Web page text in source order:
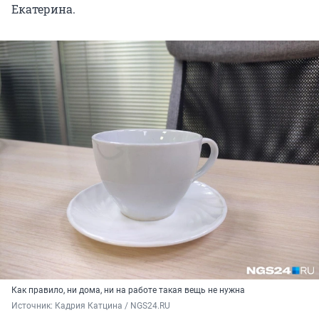
Екатерина.
Как правило, ни дома, ни на работе такая вещь не нужна
Источник: Кадрия Катцина / NGS24.RU